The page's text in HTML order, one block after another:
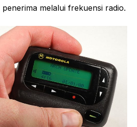
melalui frekuensi radio.